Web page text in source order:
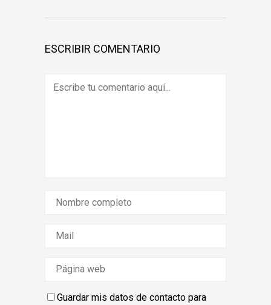
ESCRIBIR COMENTARIO
Guardar mis datos de contacto para